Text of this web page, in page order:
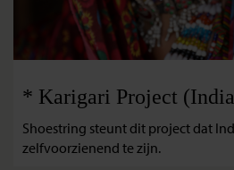
* Karigari Project
Shoestring steunt dit project dat
zelfvoorzienend te zijn.